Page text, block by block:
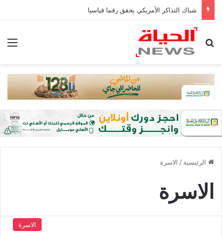
شباك التذاكر الأمريكي يحقق رقما قياسيا
بحث عن
الرئيسية / الاسرة
الاسرة
الاسرة